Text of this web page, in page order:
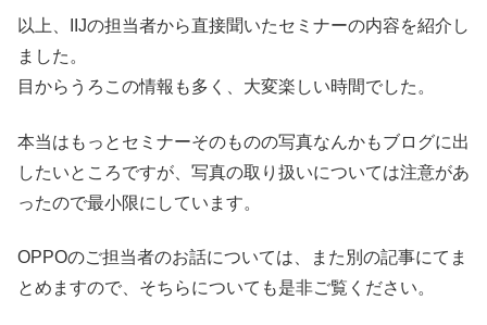
以上、IIJの担当者から直接聞いたセミナーの内容を紹介し
ました。
目からうろこの情報も多く、大変楽しい時間でした。
本当はもっとセミナーそのものの写真なんかもブログに出
したいところですが、写真の取り扱いについては注意があ
ったので最小限にしています。
OPPOのご担当者のお話については、また別の記事にてま
とめますので、そちらについても是非ご覧ください。